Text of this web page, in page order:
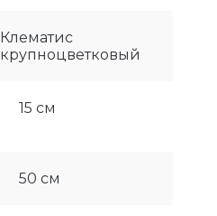
Клематис
крупноцветковый
15 см
50 см